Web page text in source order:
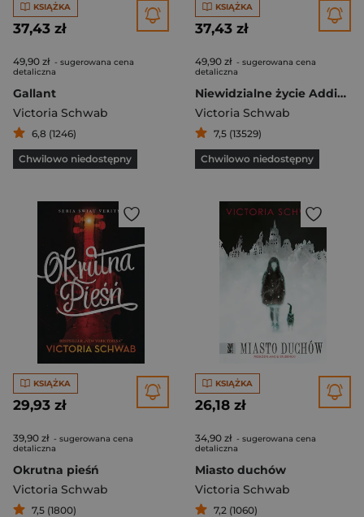
KSIĄŻKA
37,43 zł
49,90 zł - sugerowana cena
detaliczna
Gallant
Victoria Schwab
6,8 (1246)
Chwilowo niedostępny
KSIĄŻKA
37,43 zł
49,90 zł - sugerowana cena
detaliczna
Niewidzialne życie Addie LaRue
Victoria Schwab
7,5 (13529)
Chwilowo niedostępny
KSIĄŻKA
29,93 zł
39,90 zł - sugerowana cena
detaliczna
Okrutna pieśń
Victoria Schwab
7,5 (1800)
KSIĄŻKA
26,18 zł
34,90 zł - sugerowana cena
detaliczna
Miasto duchów
Victoria Schwab
7,2 (1060)